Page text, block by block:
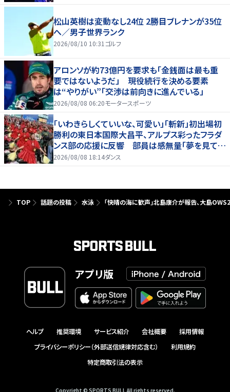
松山英樹は変動なし24位 2勝目ブレナンが35位
へ／男子世界ランク
2026/08/10 10:31 ゴルフ
アロンソが約73億円を要求も「金銭面は最も重
要ではないようだ」 現役続行を決める要素
は“やりがい”「交渉は前向きに進んでいる」
2026/08/08 06:20モータースポーツ
「いわきらしくていいな、可愛い」「斬新」初出場初
勝利の東日本国際大昌平、アルプス彩ったフラダ
ンス部の応援に反響 部員は感無量「夢を見てい
るよう」
2026/08/08 18:14ダンス
TOP 話題の投稿 水泳 「快晴の海に歓声」北島康介が報告、大島
アプリ版
ヘルプ 推奨環境 サービス紹介 会社概要
採用情報
プライバシーポリシー（外部送信規律対応含む）
利用規約
特定商取引法の表示
Copyright © SPORTS BULL All rights reserved.